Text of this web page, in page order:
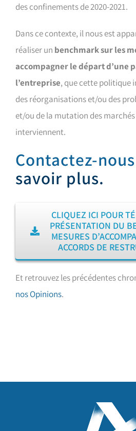
des confinements de 2020-2021.
Dans ce contexte, il nous est
réaliser un benchmark sur les
accompagner le départ d’une
l’entreprise, que cette politique
des réorganisations et/ou des
et/ou de la mutation des
interviennent.
Contactez-nous
savoir plus.
CLIQUEZ ICI POUR
PRÉSENTATION DU
MESURES
ACCORDS DE
Et retrouvez les précédentes
nos Opinions.